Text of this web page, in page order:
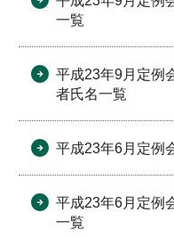
一覧
平成23年9月定例
者氏名一覧
平成23年6月定例
平成23年6月定例
一覧